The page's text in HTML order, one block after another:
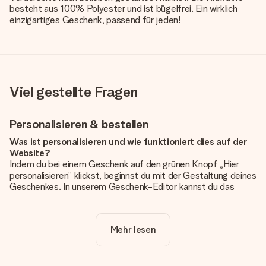
besteht aus 100% Polyester und ist bügelfrei. Ein wirklich
einzigartiges Geschenk, passend für jeden!
Viel gestellte Fragen
Personalisieren & bestellen
Was ist personalisieren und wie funktioniert dies auf der
Website?
Indem du bei einem Geschenk auf den grünen Knopf „Hier
personalisieren“ klickst, beginnst du mit der Gestaltung deines
Geschenkes. In unserem Geschenk-Editor kannst du das
noch eines unserer angebotenen Designs, um deinem
Geschenk die perfekte Ausstrahlung zu verleihen.
Mehr lesen